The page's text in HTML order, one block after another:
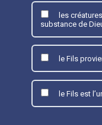
les
substance de
le Fils
le Fils est